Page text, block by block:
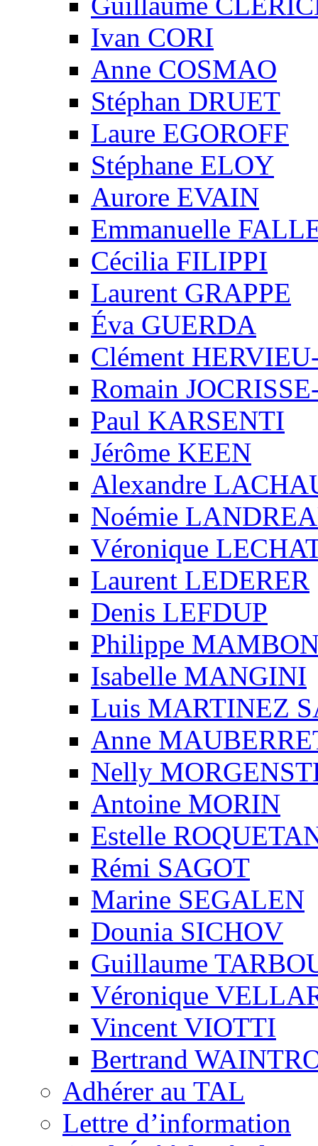
Ivan CORI
Anne COSMAO
Stéphan DRUET
Laure EGOROFF
Stéphane ELOY
Aurore EVAIN
Emmanuelle
Cécilia FILIPPI
Laurent GRAPPE
Éva GUERDA
Clément
Romain
Paul KARSENTI
Jérôme KEEN
Alexandre
Noémie
Véronique
Laurent LEDERER
Denis LEFDUP
Philippe
Isabelle MANGINI
Luis MARTINEZ
Anne
Nelly
Antoine MORIN
Estelle
Rémi SAGOT
Marine SEGALEN
Dounia SICHOV
Guillaume
Véronique
Vincent VIOTTI
Bertrand
Adhérer au TAL
Lettre d’information